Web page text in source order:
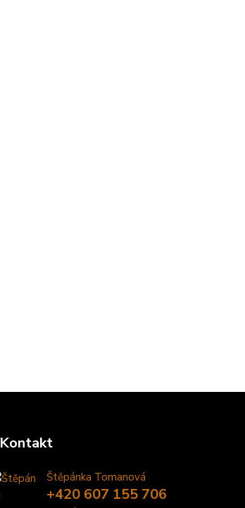
Kontakt
Štěpánka Tomanová
+420 607 155 706